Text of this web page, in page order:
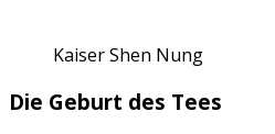
Kaiser Shen Nung
Die Geburt des Tees